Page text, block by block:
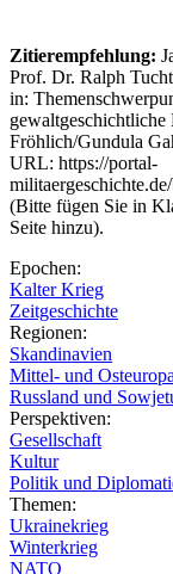
Zitierempfehlung:
Prof. Dr. Ralph
in:
gewaltgeschichtliche
Fröhlich/Gundula
URL: https://portal-
(Bitte fügen Sie in
Seite hinzu).
Epochen:
Kalter Krieg
Zeitgeschichte
Regionen:
Skandinavien
Mittel- und Osteuropa
Russland und
Perspektiven:
Gesellschaft
Kultur
Politik und
Themen:
Ukrainekrieg
Winterkrieg
NATO